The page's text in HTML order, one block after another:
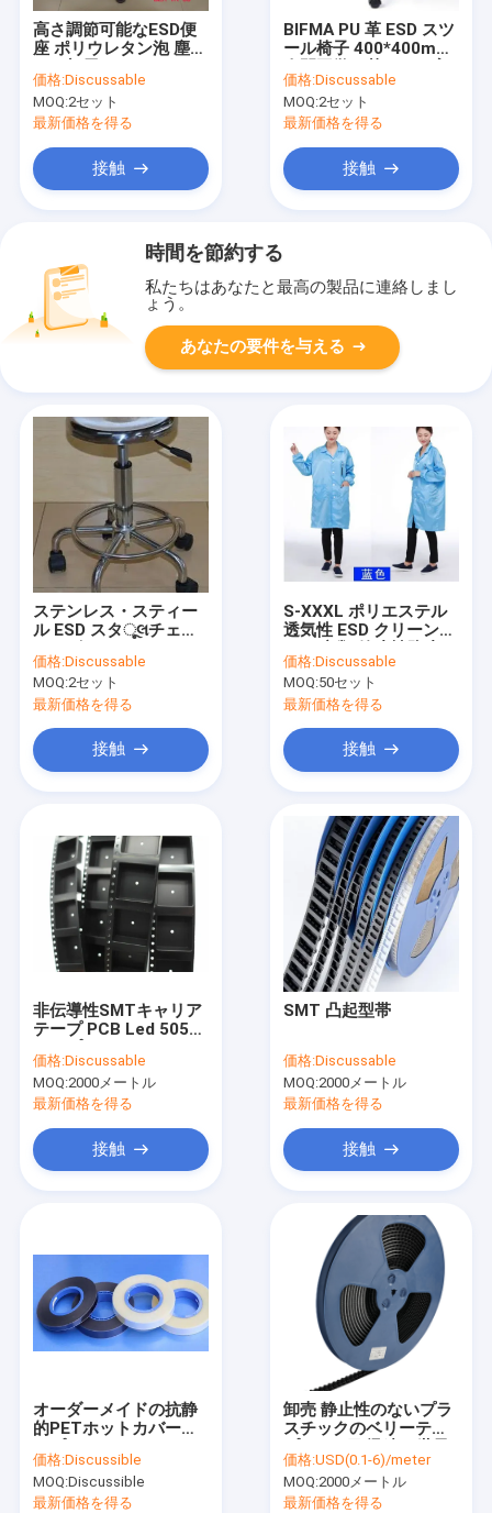
企業情報
会社案内
お問い合わせ
ニュース
高さ調節可能なESD便
座 ポリウレタン泡 塵の
価格:Discussable
MOQ:2セット
最新価格を得る
接触
BIFMA PU 革 ESD スツ
ール椅子 400*400mm
験室の椅子
価格:Discussable
MOQ:2セット
最新価格を得る
接触
時間を節約する
私たちはあなたと最高の製品に連絡しまし
ょう。
あなたの要件を与える
ステンレス・スティー
ル ESD スタૂલチェア
820mm リフト範囲
価格:Discussable
MOQ:2セット
最新価格を得る
接触
S-XXXL ポリエステル
透気性 ESD クリーンル
価格:Discussable
MOQ:50セット
最新価格を得る
接触
非伝導性SMTキャリア
テープ PCB Led 5050
価格:Discussable
MOQ:2000メートル
最新価格を得る
接触
SMT 凸起型帯
価格:Discussable
MOQ:2000メートル
最新価格を得る
接触
オーダーメイドの抗静
的PETホットカバーテ
価格:Discussible
MOQ:Discussible
最新価格を得る
卸売 静止性のないプラ
スチックのベリーテー
配送
価格:USD(0.1-6)/meter
MOQ:2000メートル
最新価格を得る